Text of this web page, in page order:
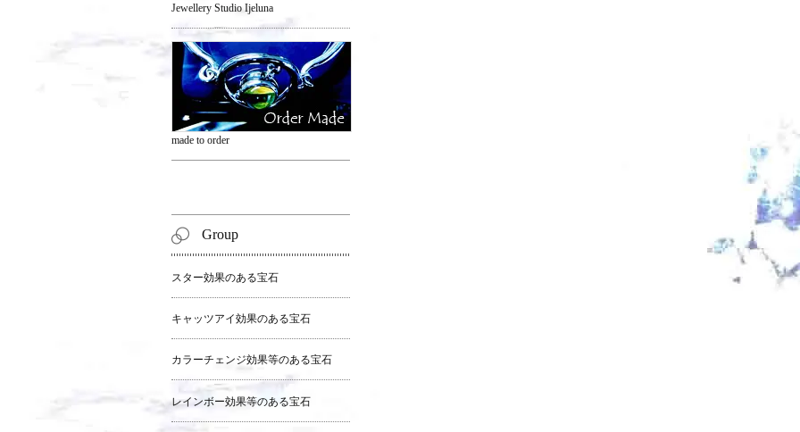
Jewellery Studio Ijeluna
made to order
Group
スター効果のある宝石
キャッツアイ効果のある宝石
カラーチェンジ効果等のある宝石
レインボー効果等のある宝石